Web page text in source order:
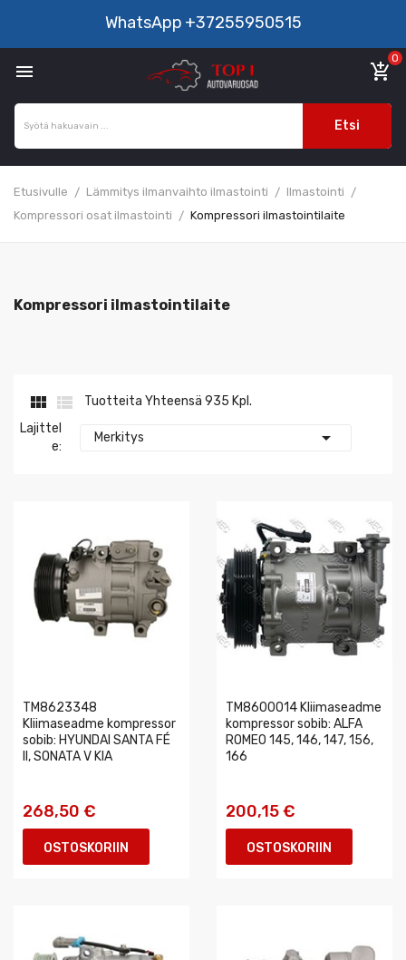
WhatsApp +37255950515
 add_shopping_cart
0
Etsi
Etusivulle Lämmitys ilmanvaihto ilmastointi
Ilmastointi
Kompressori osat ilmastointi
Kompressori ilmastointilaite
Kompressori ilmastointilaite
 
Tuotteita Yhteensä 935 Kpl.
Lajittel
E:
Merkitys 
TM8623348
Kliimaseadme kompressor
sobib: HYUNDAI SANTA FÉ
II, SONATA V KIA
268,50 €
OSTOSKORIIN
TM8600014 Kliimaseadme
kompressor sobib: ALFA
ROMEO 145, 146, 147, 156,
166
200,15 €
OSTOSKORIIN